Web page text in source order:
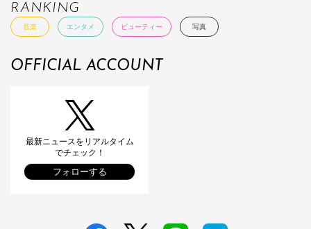
RANKING
音楽 エンタメ ビューティー 写真
OFFICIAL ACCOUNT
最新ニュースをリアルタイム
でチェック！
フォローする